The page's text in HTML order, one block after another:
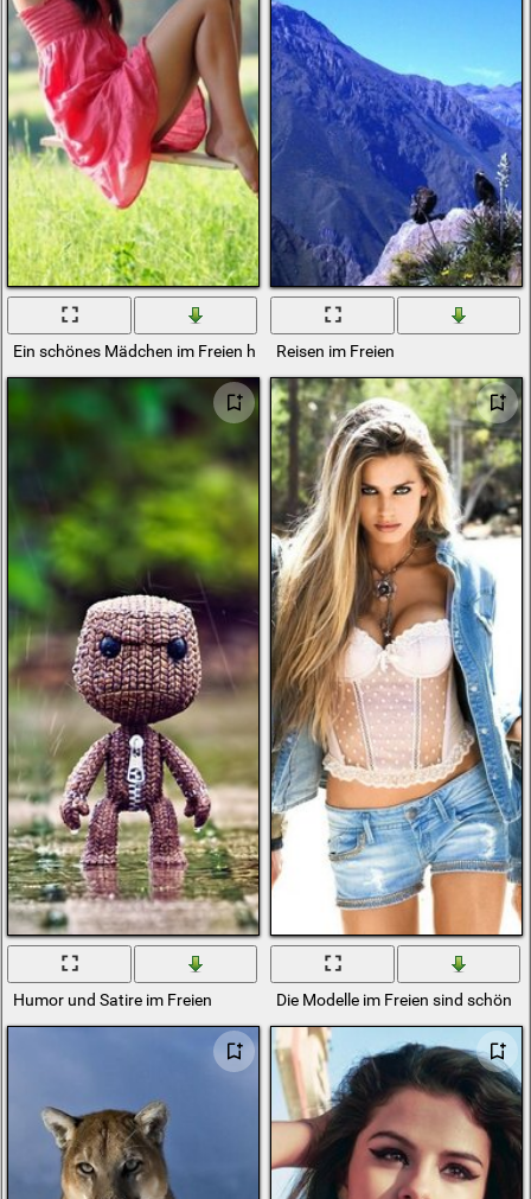
Ein schönes Mädchen im Freien hat ihre Beine auf eine Schaukel
Reisen im Freien
Humor und Satire im Freien Die Modelle im Freien sind schön